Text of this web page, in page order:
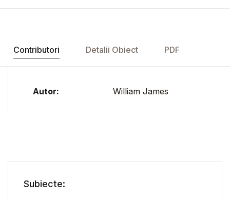
Contributori Detalii Obiect PDF
Autor: William James
Subiecte: